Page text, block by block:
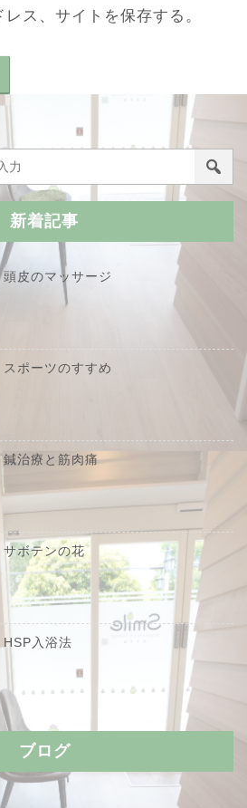
ス、サイトを保存する。
新着記事
頭皮のマッサージ
スポーツのすすめ
鍼治療と筋肉痛
サボテンの花
HSP入浴法
ブログ